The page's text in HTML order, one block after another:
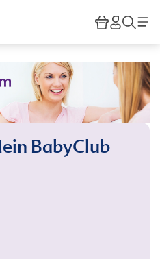
HiPP
BabyClub